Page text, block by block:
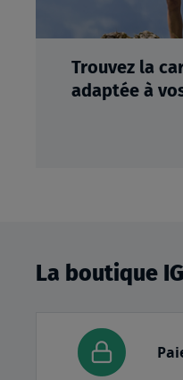
Trouvez la
adaptée à
La boutique